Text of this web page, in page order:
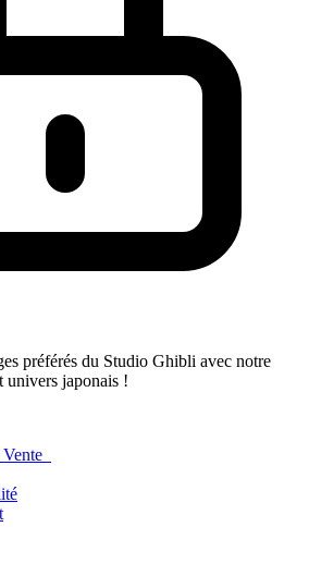
préférés du Studio Ghibli avec notre
univers japonais !